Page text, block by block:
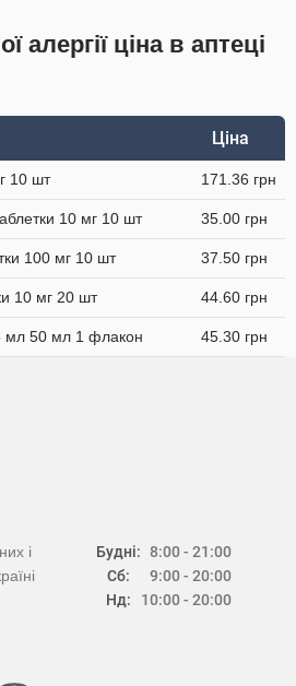
алергії ціна в аптеці
Ціна
10 шт 171.36 грн
10 мг 10 шт 35.00 грн
100 мг 10 шт 37.50 грн
10 мг 20 шт 44.60 грн
мл 50 мл 1 флакон 45.30 грн
Будні:
Сб:
Нд:
8:00 - 21:00
9:00 - 20:00
10:00 - 20:00
і